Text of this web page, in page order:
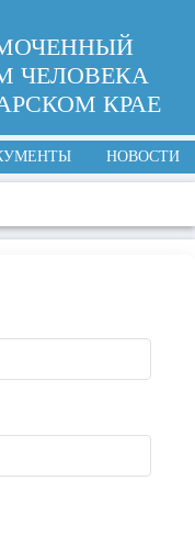
ЧЕЛОВЕКА
КРАЕ
НОВОСТИ